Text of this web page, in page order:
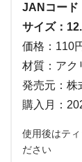
JANコード
サイズ：
価格：110
材質：アク
発売元：株
購入月：
使用後はテ
ださい